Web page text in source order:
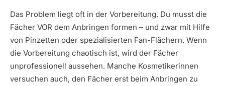
Das Problem liegt oft in der Vorbereitung. Du musst die
Fächer VOR dem Anbringen formen – und zwar mit Hilfe
von Pinzetten oder spezialisierten Fan-Flächern. Wenn
die Vorbereitung chaotisch ist, wird der Fächer
unprofessionell aussehen. Manche Kosmetikerinnen
versuchen auch, den Fächer erst beim Anbringen zu